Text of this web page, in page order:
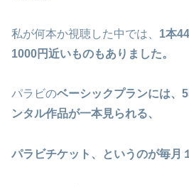
私が何本か視聴した中では、 1本
1000円近いものもありました。
パラビのベーシックプランには、
ンタル作品が一本見られる、
パラビチケット、というのが毎月